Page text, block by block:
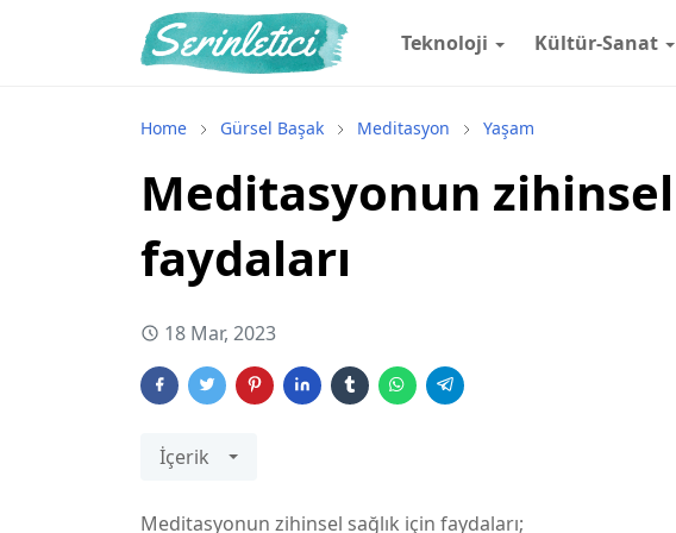
Teknoloji Kültür-Sanat
Home Gürsel Başak Meditasyon Yaşam
Meditasyonun
faydaları
18 Mar, 2023
İçerik
Meditasyonun zihinsel sağlık için faydaları;